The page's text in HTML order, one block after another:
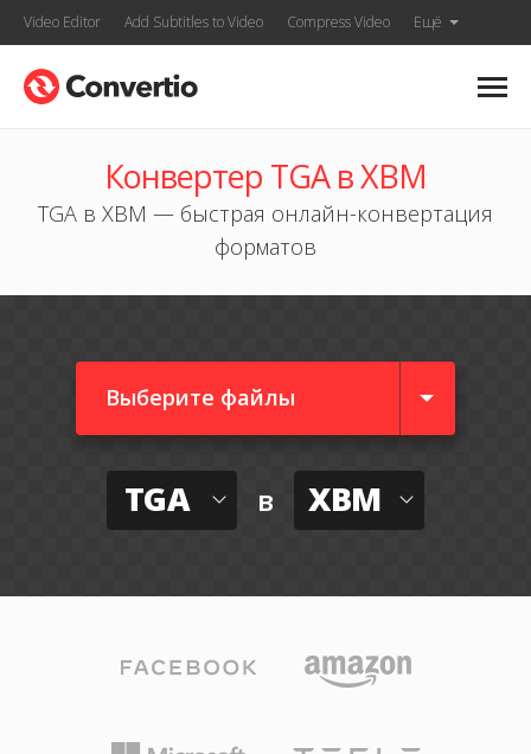
Video Editor Add Subtitles to Video Compress Video Ещё
Конвертер TGA в XBM
TGA в XBM — быстрая онлайн-конвертация
форматов
Выберите файлы
TGA в XBM